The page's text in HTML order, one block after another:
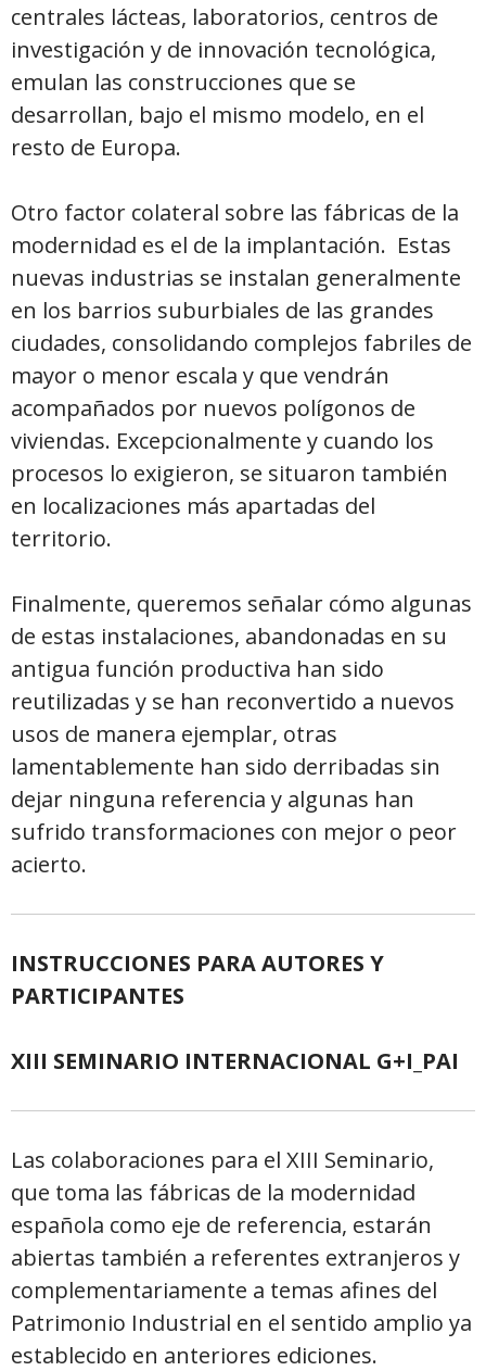
centrales lácteas, laboratorios, centros de
investigación y de innovación tecnológica,
emulan las construcciones que se
desarrollan, bajo el mismo modelo, en el
resto de Europa.
Otro factor colateral sobre las fábricas de la
modernidad es el de la implantación. Estas
nuevas industrias se instalan generalmente
en los barrios suburbiales de las grandes
ciudades, consolidando complejos fabriles de
mayor o menor escala y que vendrán
acompañados por nuevos polígonos de
viviendas. Excepcionalmente y cuando los
procesos lo exigieron, se situaron también
en localizaciones más apartadas del
territorio.
Finalmente, queremos señalar cómo algunas
de estas instalaciones, abandonadas en su
antigua función productiva han sido
reutilizadas y se han reconvertido a nuevos
usos de manera ejemplar, otras
lamentablemente han sido derribadas sin
dejar ninguna referencia y algunas han
sufrido transformaciones con mejor o peor
acierto.
INSTRUCCIONES PARA AUTORES Y
PARTICIPANTES
XIII SEMINARIO INTERNACIONAL G+I_PAI
Las colaboraciones para el XIII Seminario,
que toma las fábricas de la modernidad
española como eje de referencia, estarán
abiertas también a referentes extranjeros y
complementariamente a temas afines del
Patrimonio Industrial en el sentido amplio ya
establecido en anteriores ediciones.